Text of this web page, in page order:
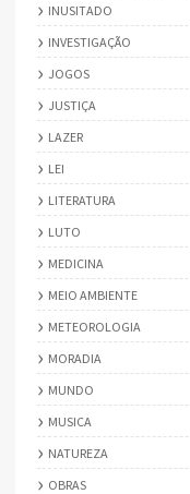
INUSITADO
INVESTIGAÇÃO
JOGOS
JUSTIÇA
LAZER
LEI
LITERATURA
LUTO
MEDICINA
MEIO AMBIENTE
METEOROLOGIA
MORADIA
MUNDO
MUSICA
NATUREZA
OBRAS